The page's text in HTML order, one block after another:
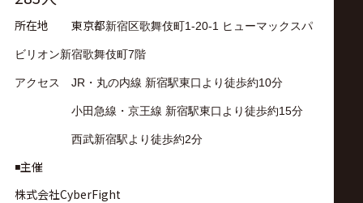
所在地 東京都新宿区歌舞伎町1-20-1 ヒューマックスパ
ビリオン新宿歌舞伎町7階
アクセス JR・丸の内線 新宿駅東口より徒歩約10分
小田急線・京王線 新宿駅東口より徒歩約15分
西武新宿駅より徒歩約2分
◾️主催
株式会社CyberFight